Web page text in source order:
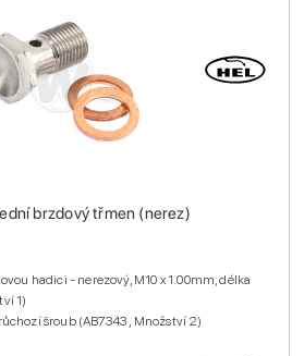
brzdový třmen (nerez)
hadici - nerezový, M10 x 1.00mm, délka
1)
šroub (AB7343 , Množství 2)